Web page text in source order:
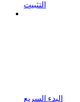
التثبيت
البدء السريع